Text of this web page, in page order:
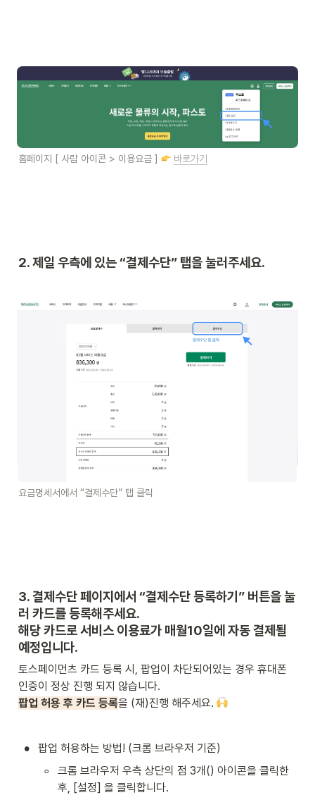
홈페이지 [ 사람 아이콘 > 이용요금 ] 바로가기
2. 제일 우측에 있는 “결제수단” 탭을 눌러주세요.
요금명세서에서 “결제수단” 탭 클릭
3. 결제수단 페이지에서 “결제수단 등록하기” 버튼을 눌
러 카드를 등록해주세요.
해당 카드로 서비스 이용료가 매월10일에 자동 결제될
예정입니다.
토스페이먼츠 카드 등록 시, 팝업이 차단되어있는 경우 휴대폰
팝업 허용 후 카드 등록을 (재)진행 해주세요.
• 팝업 허용하는 방법! (크롬 브라우저 기준)
◦
크롬 브라우저 우측 상단의 점 3개() 아이콘을 클릭한
후, [설정] 을 클릭합니다.